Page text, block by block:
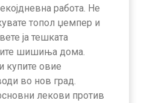
работа. Не
топол џемпер и
ја тешката
шишиња дома.
купите овие
во нов град.
лекови против